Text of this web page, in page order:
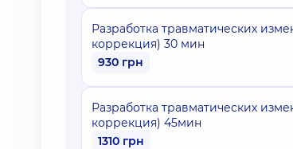
Разработка травматических
коррекция) 30 мин
930 грн
Разработка травматических
коррекция) 45мин
1310 грн